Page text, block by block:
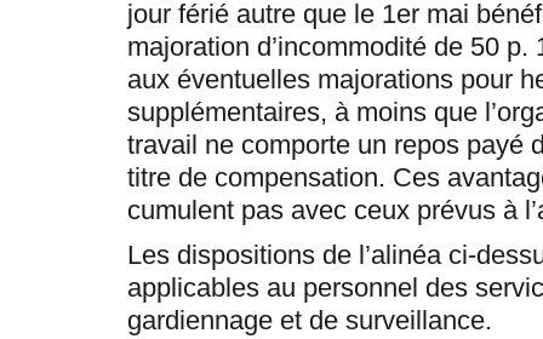
jour férié autre que le 1er mai
majoration d’incommodité de 50 p.
aux éventuelles majorations pour
supplémentaires, à moins que
travail ne comporte un repos payé
titre de compensation. Ces
cumulent pas avec ceux prévus à
Les dispositions de l’alinéa ci-
applicables au personnel des
gardiennage et de surveillance.